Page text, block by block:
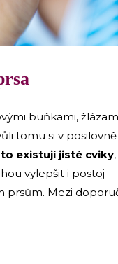
buňkami,
tomu si v
existují jisté cviky
vylepšit i postoj
prsům. Mezi